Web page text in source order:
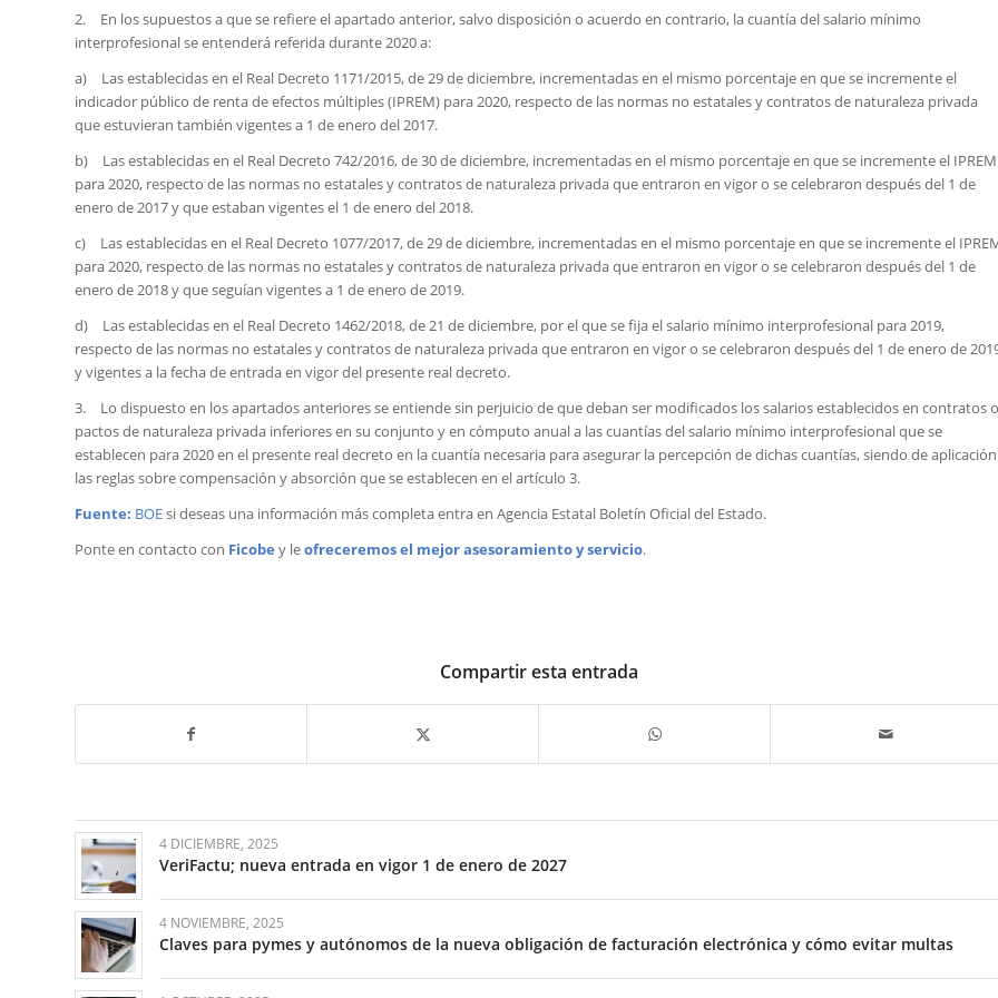
2. En los supuestos a que se refiere el apartado anterior, salvo disposición o acuerdo en contrario, la cuantía del salario mínimo
interprofesional se entenderá referida durante 2020 a:
a) Las establecidas en el Real Decreto 1171/2015, de 29 de diciembre, incrementadas en el mismo porcentaje en que se incremente el
indicador público de renta de efectos múltiples (IPREM) para 2020, respecto de las normas no estatales y contratos de naturaleza privada
que estuvieran también vigentes a 1 de enero del 2017.
b) Las establecidas en el Real Decreto 742/2016, de 30 de diciembre, incrementadas en el mismo porcentaje en que se incremente el IPREM
para 2020, respecto de las normas no estatales y contratos de naturaleza privada que entraron en vigor o se celebraron después del 1 de
enero de 2017 y que estaban vigentes el 1 de enero del 2018.
c) Las establecidas en el Real Decreto 1077/2017, de 29 de diciembre, incrementadas en el mismo porcentaje en que se incremente el
para 2020, respecto de las normas no estatales y contratos de naturaleza privada que entraron en vigor o se celebraron después del 1 de
enero de 2018 y que seguían vigentes a 1 de enero de 2019.
d) Las establecidas en el Real Decreto 1462/2018, de 21 de diciembre, por el que se fija el salario mínimo interprofesional para 2019,
respecto de las normas no estatales y contratos de naturaleza privada que entraron en vigor o se celebraron después del 1 de enero de
y vigentes a la fecha de entrada en vigor del presente real decreto.
3. Lo dispuesto en los apartados anteriores se entiende sin perjuicio de que deban ser modificados los salarios establecidos en contratos o
pactos de naturaleza privada inferiores en su conjunto y en cómputo anual a las cuantías del salario mínimo interprofesional que se
establecen para 2020 en el presente real decreto en la cuantía necesaria para asegurar la percepción de dichas cuantías, siendo de aplicación
las reglas sobre compensación y absorción que se establecen en el artículo 3.
Fuente: BOEsi deseas una información más completa entra en Agencia Estatal Boletín Oficial del Estado.
Ponte en contacto con Ficobe y leofreceremos el mejor asesoramiento y servicio.
Compartir esta entrada
4 DICIEMBRE, 2025
VeriFactu; nueva entrada en vigor 1 de enero de 2027
4 NOVIEMBRE, 2025
Claves para pymes y autónomos de la nueva obligación de facturación electrónica y cómo evitar multas